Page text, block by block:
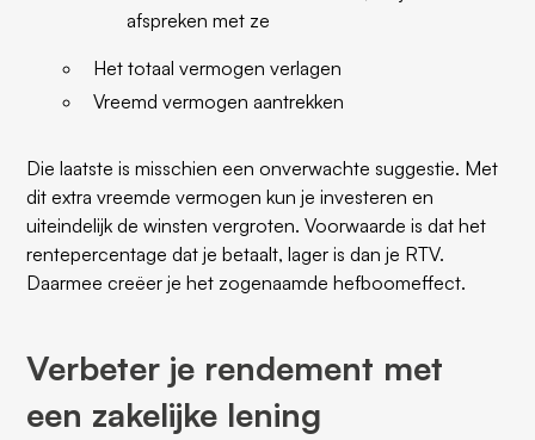
afspreken met ze
Het totaal vermogen verlagen
Vreemd vermogen aantrekken
Die laatste is misschien een onverwachte suggestie. Met
dit extra vreemde vermogen kun je investeren en
uiteindelijk de winsten vergroten. Voorwaarde is dat het
rentepercentage dat je betaalt, lager is dan je RTV.
Daarmee creëer je het zogenaamde hefboomeffect.
Verbeter je rendement met
een zakelijke lening